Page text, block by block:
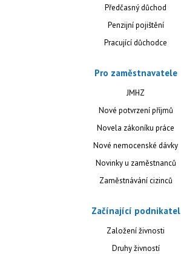
Předčasný důchod
Penzijní pojištění
Pracující důchodce
Pro zaměstnavatele
JMHZ
Nové potvrzení příjmů
Novela zákoníku práce
Nové nemocenské dávky
Novinky u zaměstnanců
Zaměstnávání cizinců
Začínající podnikatel
Založení živnosti
Druhy živností